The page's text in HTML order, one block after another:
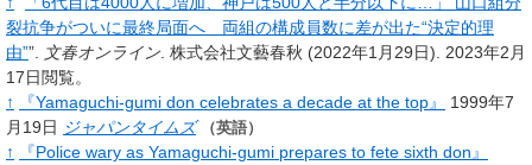
裂抗争がついに最終局面へ 両組の構成員数に差が出た“決定的理
由””. 文春オンライン 株式会社文藝春秋 (2022年1月29日).
2023年2月
17日閲覧。
↑
『Yamaguchi-gumi don celebrates a decade at the top』
1999年7
月19日 ジャパンタイムズ （英語）
↑
『Police wary as Yamaguchi-gumi prepares to fete sixth don』